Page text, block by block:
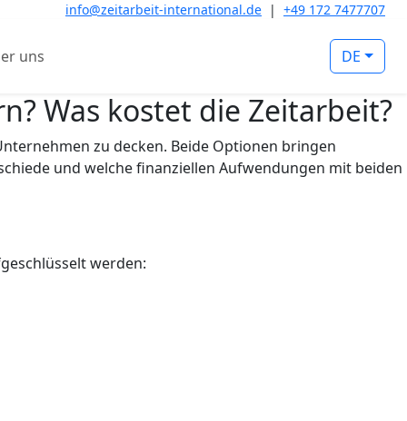
info@zeitarbeit-international.de | +49 172 7477707
uns DE
Was kostet die Zeitarbeit?
zu decken. Beide Optionen bringen
und welche finanziellen Aufwendungen mit beiden
werden: